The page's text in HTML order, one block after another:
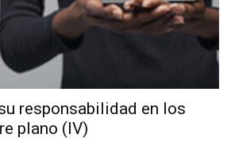
responsabilidad en los
plano (IV)